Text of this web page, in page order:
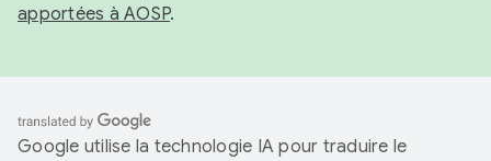
apportées à AOSP.
Google utilise la technologie IA pour traduire le